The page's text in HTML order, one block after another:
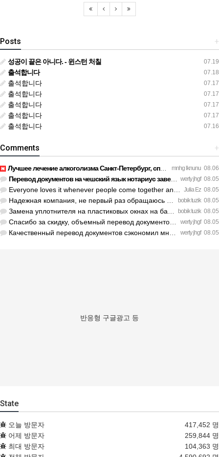
+
Posts
07.19
성공이 끝은 아니다. - 윈스턴 처칠
07.18
출석합니다
07.17
출석합니다
07.17
출석합니다
07.17
출석합니다
07.17
출석합니다
07.16
출석합니다
+
Comments
mnhg lknunu 08.06
Лучшее лечение алкоголизма Санкт-Петербург, специалисты букв…
werty jhgf 08.05
Перевод документов на чешский язык нотариус заверил с первог…
Julia Ez 08.05
Everyone loves it whenever people come together and share op…
bobik tuzik 08.05
Надежная компания, не первый раз обращаюсь к ним за обслужив…
bobik tuzik 08.05
Замена уплотнителя на пластиковых окнах на балконе решила пр…
werty jhgf 08.05
Спасибо за скидку, объемный перевод документов обошелся деше…
werty jhgf 08.05
Качественный перевод документов сэкономил мне кучу нервов пе…
반응형 구글광고 등
State
오늘 방문자
417,452 명
어제 방문자
259,844 명
최대 방문자
104,363 명